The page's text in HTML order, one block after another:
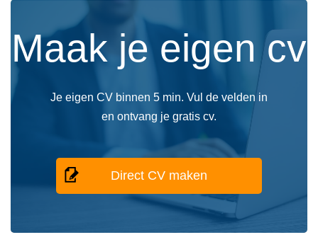
Maak je eigen cv
Je eigen CV binnen 5 min. Vul de velden in
en ontvang je gratis cv.
Direct CV maken